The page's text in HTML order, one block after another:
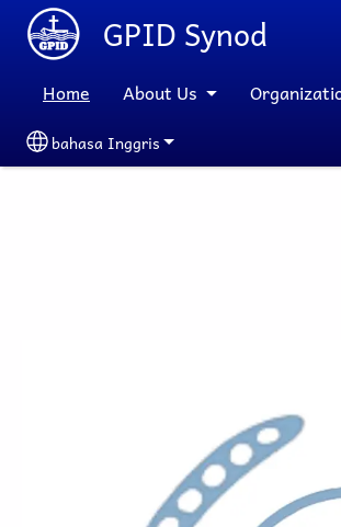
Skip to main content
GPID Synod
Home About Us
Select your language
bahasa Inggris